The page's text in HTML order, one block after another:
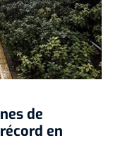
de
en